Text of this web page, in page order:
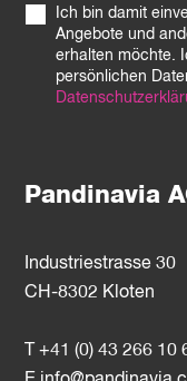
Pandinavia
Industriestrasse 30
CH-8302 Kloten
T +41 (0) 43 266 10
Ich bin damit
Angebote und
erhalten möchte.
persönlichen